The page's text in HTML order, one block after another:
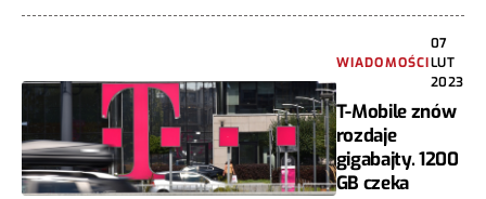
WIADOMOŚCI
07
LUT
2023
T-Mobile znów
rozdaje
gigabajty. 1200
GB czeka